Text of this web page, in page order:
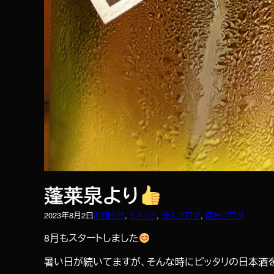
蓬莱泉より
2023年8月2日お知らせ, イベント, 仕入ブログ, 店長ブログ
8月もスタートしました
暑い日が続いてますが、そんな時にピッタリの日本酒